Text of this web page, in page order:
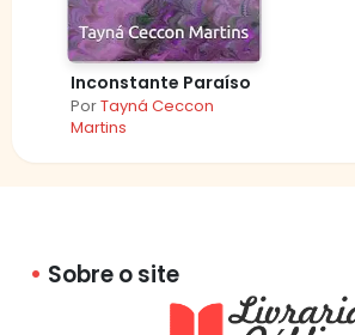
Inconstante Paraíso
PorTayná Ceccon
Martins
Sobre o site